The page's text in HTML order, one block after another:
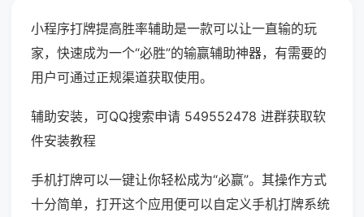
小程序打牌提高胜率辅助是一款可以让一直输的玩
家，快速成为一个“必胜”的输赢辅助神器，有需要的
用户可通过正规渠道获取使用。
辅助安装，可QQ搜索申请 549552478 进群获取软
件安装教程
手机打牌可以一键让你轻松成为“必赢”。其操作方式
十分简单，打开这个应用便可以自定义手机打牌系统